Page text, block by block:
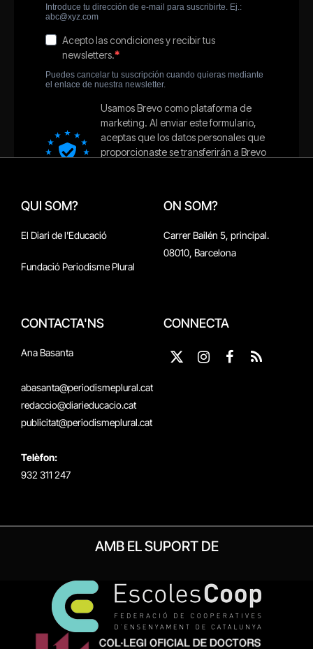
QUI SOM?
El Diari de l'Educació
Fundació Periodisme Plural
ON SOM?
Carrer Bailén 5, principal.
08010, Barcelona
CONTACTA'NS
Ana Basanta
abasanta@periodismeplural.cat
redaccio@diarieducacio.cat
publicitat@periodismeplural.cat
Telèfon:
932 311 247
CONNECTA
X
InstagramFacebook
RSS
AMB EL SUPORT DE